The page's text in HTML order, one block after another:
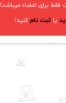
فقط برای اعضاء میباشد!
یاثبت نام کنید!